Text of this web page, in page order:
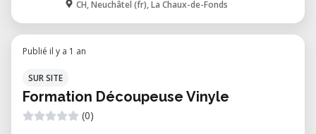
CH, Neuchâtel (fr), La Chaux-de-Fonds
Publié il y a 1 an
SUR SITE
Formation Découpeuse Vinyle
(0)